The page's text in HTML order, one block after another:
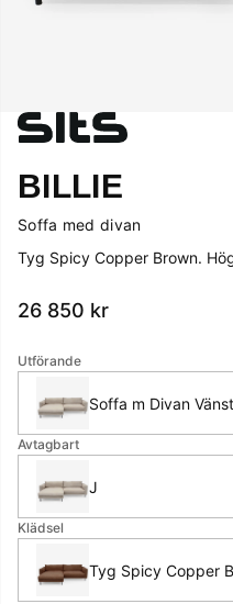
BILLIE
Soffa med divan
Tyg Spicy Copper Brown.
26 850 kr
Utförande
Soffa m Divan
Avtagbart
J
Klädsel
Tyg Spicy Copper